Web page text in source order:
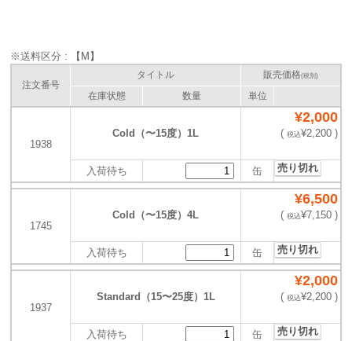
※送料区分 : 【M】
注文番号
タイトル 販売価格(税別)
在庫状態 数量 単位
1938
Cold（〜15度）1L
¥2,000
( 税込¥2,200 )
入荷待ち 缶 売り切れ
1745
Cold（〜15度）4L
¥6,500
( 税込¥7,150 )
入荷待ち 缶 売り切れ
1937
Standard（15〜25度）1L
¥2,000
( 税込¥2,200 )
入荷待ち 缶 売り切れ